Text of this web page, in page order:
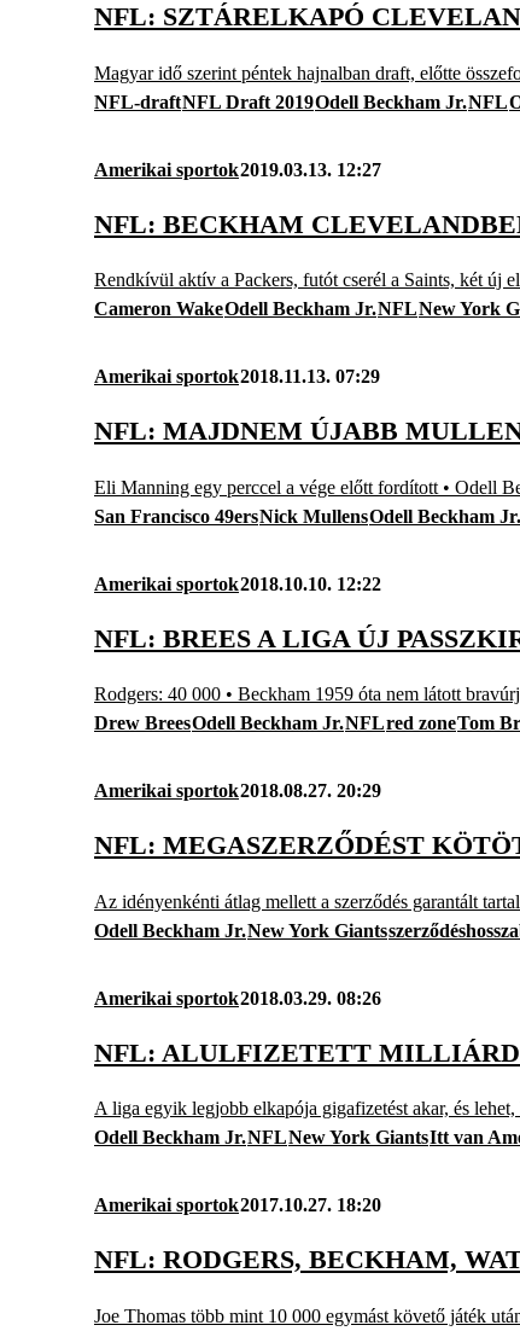
NFL: SZTÁRELKAPÓ
Magyar idő szerint péntek hajnalban draft, előtte
NFL-draftNFL Draft 2019Odell Beckham Jr.NFL
Amerikai sportok2019.03.13. 12:27
NFL: BECKHAM
Rendkívül aktív a Packers, futót cserél a Saints, két új
Cameron WakeOdell Beckham Jr.NFLNew York
Amerikai sportok2018.11.13. 07:29
NFL: MAJDNEM ÚJABB
Eli Manning egy perccel a vége előtt fordított • Odell
San Francisco 49ersNick MullensOdell Beckham Jr.
Amerikai sportok2018.10.10. 12:22
NFL: BREES A LIGA ÚJ
Rodgers: 40 000 • Beckham 1959 óta nem látott
Drew BreesOdell Beckham Jr.NFLred zoneTom
Amerikai sportok2018.08.27. 20:29
NFL: MEGASZERZŐDÉST
Az idényenkénti átlag mellett a szerződés garantált
Odell Beckham Jr.New York Giants
Amerikai sportok2018.03.29. 08:26
NFL: ALULFIZETETT
A liga egyik legjobb elkapója gigafizetést akar, és
Odell Beckham Jr.NFLNew York GiantsItt van
Amerikai sportok2017.10.27. 18:20
NFL: RODGERS, BECKHAM,
Joe Thomas több mint 10 000 egymást követő játék